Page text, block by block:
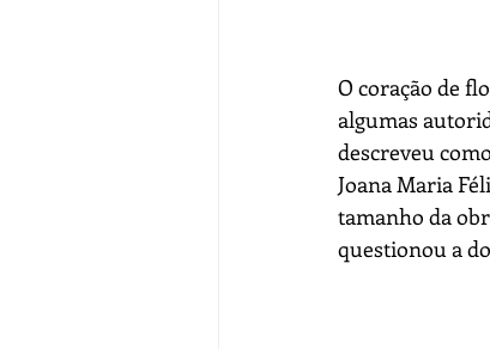
O coração de
algumas
descreveu
Joana Maria
tamanho da
questionou a